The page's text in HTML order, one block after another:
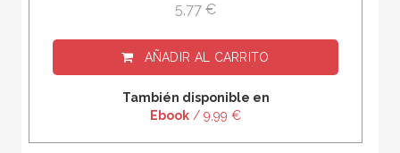
5,77 €
AÑADIR AL CARRITO
También disponible en
Ebook / 9,99 €